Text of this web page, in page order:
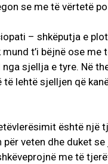
se me të vërtetë
– shkëputja e
t’i bëjnë ose
sjellja e tyre. Në
të lehtë sjelljen që
është një
veten dhe duket
me të